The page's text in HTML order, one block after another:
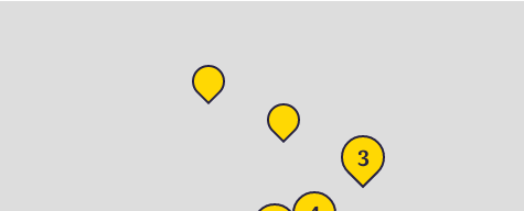
3